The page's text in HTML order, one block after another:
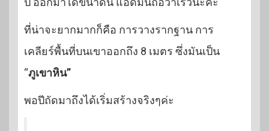
ที่น่าจะยากมากก็คือ การวางรากฐาน การ
เคลียร์พื้นที่บนเขาออกถึง 8 เมตร ซึ่งมันเป็น
“ภูเขาหิน”
พอปีถัดมาถึงได้เริ่มสร้างจริงๆค่ะ